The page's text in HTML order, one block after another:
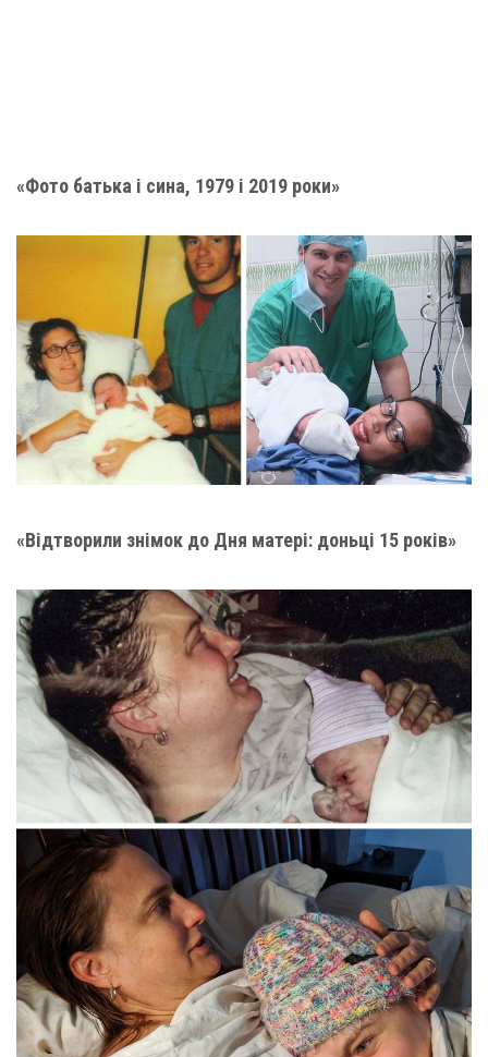
«Фото батька і сина, 1979 і 2019 роки»
«Відтворили знімок до Дня матері: доньці 15 років»